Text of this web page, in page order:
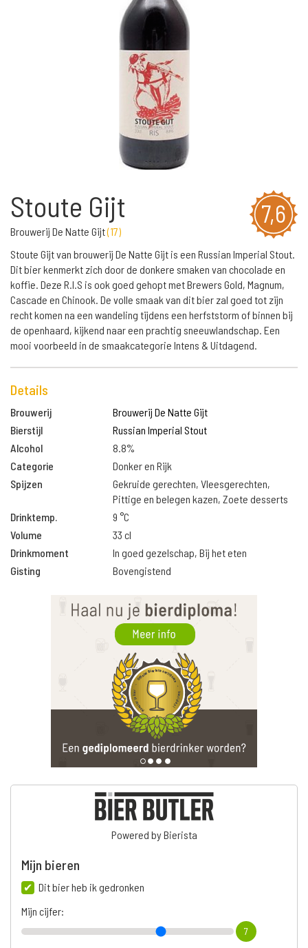
7,6
Stoute Gijt
Brouwerij De Natte Gijt(17)
Stoute Gijt van brouwerij De Natte Gijt is een Russian Imperial Stout.
Dit bier kenmerkt zich door de donkere smaken van chocolade en
koffie. Deze R.I.S is ook goed gehopt met Brewers Gold, Magnum,
Cascade en Chinook. De volle smaak van dit bier zal goed tot zijn
recht komen na een wandeling tijdens een herfststorm of binnen bij
de openhaard, kijkend naar een prachtig sneeuwlandschap. Een
mooi voorbeeld in de smaakcategorie Intens & Uitdagend.
Details
Brouwerij
Brouwerij De Natte Gijt
Bierstijl
Russian Imperial Stout
Alcohol
8.8%
Categorie
Donker en Rijk
Spijzen
Gekruide gerechten, Vleesgerechten,
Pittige en belegen kazen, Zoete desserts
Drinktemp.
9 °C
Volume
33 cl
Drinkmoment
In goed gezelschap, Bij het eten
Gisting
Bovengistend
Powered by Bierista
Mijn bieren
Dit bier heb ik gedronken
Mijn cijfer:
7